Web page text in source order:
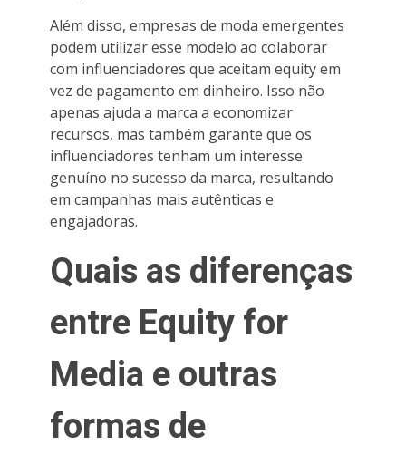
Além disso, empresas de moda emergentes
podem utilizar esse modelo ao colaborar
com influenciadores que aceitam equity em
vez de pagamento em dinheiro. Isso não
apenas ajuda a marca a economizar
recursos, mas também garante que os
influenciadores tenham um interesse
genuíno no sucesso da marca, resultando
em campanhas mais autênticas e
engajadoras.
Quais as diferenças
entre Equity for
Media e outras
formas de